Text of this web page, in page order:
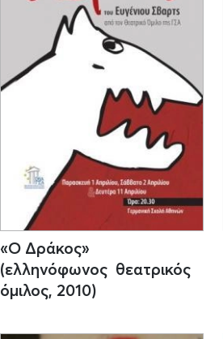
«Ο Δράκος»
(ελληνόφωνος θεατρικός
όμιλος, 2010)